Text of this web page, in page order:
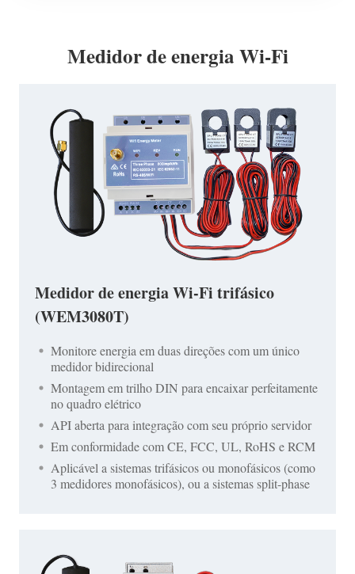
Medidor de energia Wi-Fi
Medidor de energia Wi-Fi trifásico
(WEM3080T)
Monitore energia em duas direções com um único
medidor bidirecional
Montagem em trilho DIN para encaixar perfeitamente
no quadro elétrico
API aberta para integração com seu próprio servidor
Em conformidade com CE, FCC, UL, RoHS e RCM
Aplicável a sistemas trifásicos ou monofásicos (como
3 medidores monofásicos), ou a sistemas split-phase